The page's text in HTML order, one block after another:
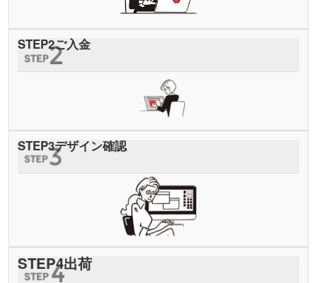
STEP2ご入金
STEP3デザイン確認
STEP4出荷